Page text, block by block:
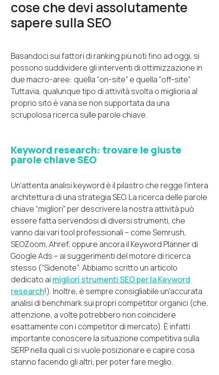
cose che devi assolutamente
sapere sulla SEO
Basandoci sui fattori di ranking più noti fino ad oggi, si
possono suddividere gli interventi di ottimizzazione in
due macro-aree: quella “on-site” e quella “off-site”.
Tuttavia, qualunque tipo di attività svolta o miglioria al
proprio sito è vana se non supportata da una
scrupolosa ricerca sulle parole chiave.
Keyword research: trovare le giuste
parole chiave SEO
Un’attenta analisi keyword è il pilastro che regge l’intera
architettura di una strategia SEO. La ricerca delle parole
chiave “migliori” per descrivere la nostra attività può
essere fatta servendosi di diversi strumenti, che
vanno dai vari tool professionali – come Semrush,
SEOZoom, Ahref, oppure ancora il Keyword Planner di
Google Ads – ai suggerimenti del motore di ricerca
stesso (“Sidenote”: Abbiamo scritto un articolo
dedicato ai migliori strumenti SEO per la Keyword
research!). Inoltre, è sempre consigliabile un’accurata
analisi di benchmark sui propri competitor organici (che,
attenzione, a volte potrebbero non coincidere
esattamente con i competitor di mercato). È infatti
importante conoscere la situazione competitiva sulla
SERP nella quali ci si vuole posizionare e capire cosa
stanno facendo gli altri, per poter fare meglio.